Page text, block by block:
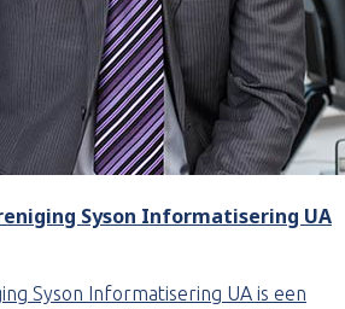
Syson Informatisering UA
Syson Informatisering UA is een